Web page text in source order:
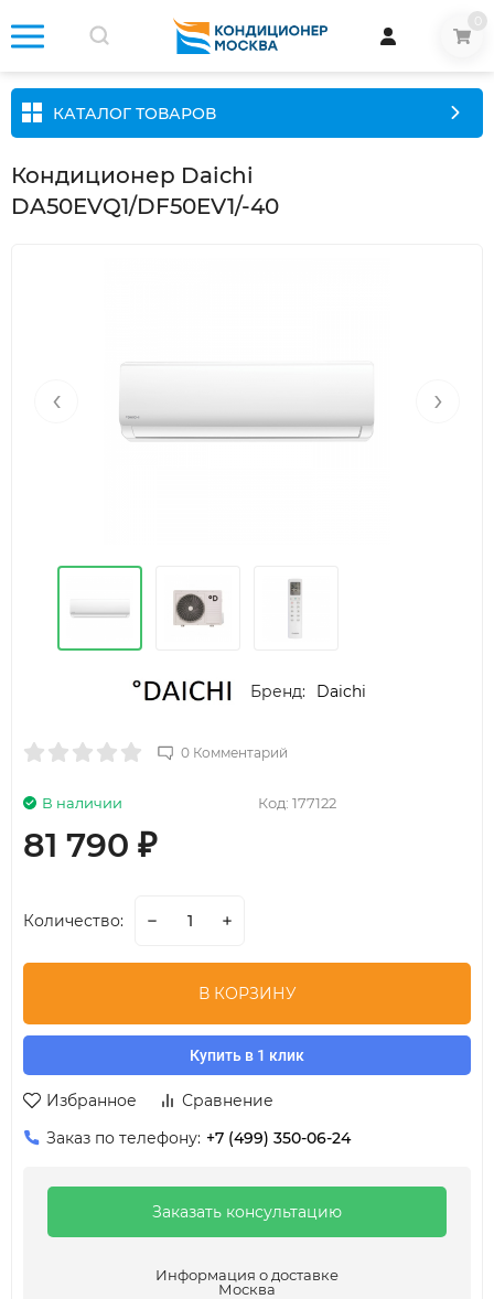
КАТАЛОГ ТОВАРОВ
Кондиционер Daichi
DA50EVQ1/DF50EV1/-40
‹ ›
Бренд: Daichi
0 Комментарий
Код: 177122
В наличии
81 790 ₽
Количество:
В КОРЗИНУ
Купить в 1 клик
Избранное
Сравнение
Заказ по телефону: +7 (499) 350-06-24
Заказать консультацию
Информация о доставке
Москва